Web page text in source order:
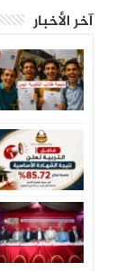
آخر الأخبار